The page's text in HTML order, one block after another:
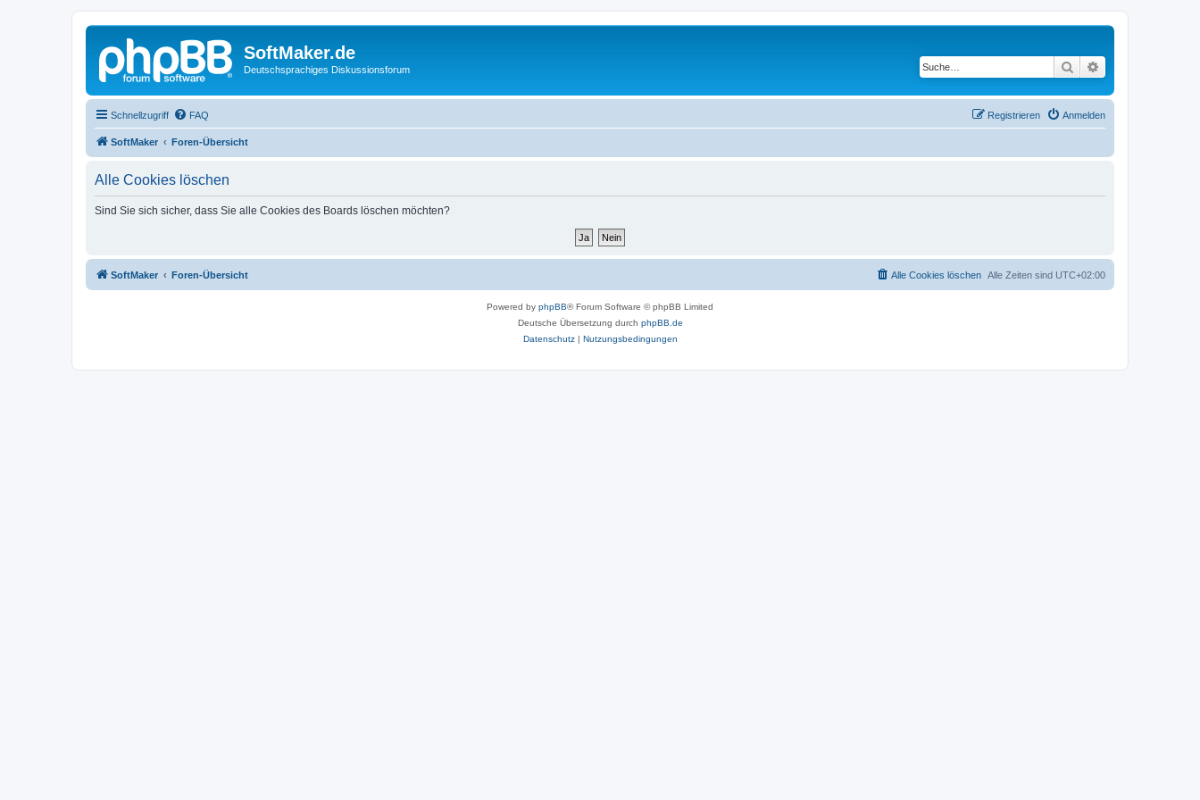
SoftMaker.de
Deutschsprachiges Diskussionsforum Suche
Schnellzugriff FAQ Anmelden
Registrieren
SoftMaker Foren-Übersicht
Alle Cookies löschen
Sind Sie sich sicher, dass Sie alle Cookies des Boards löschen möchten?
SoftMaker Foren-Übersicht Alle Zeiten sind UTC+02:00
Alle Cookies löschen
Powered by phpBB® Forum Software © phpBB Limited
Deutsche Übersetzung durch phpBB.de
Datenschutz| Nutzungsbedingungen